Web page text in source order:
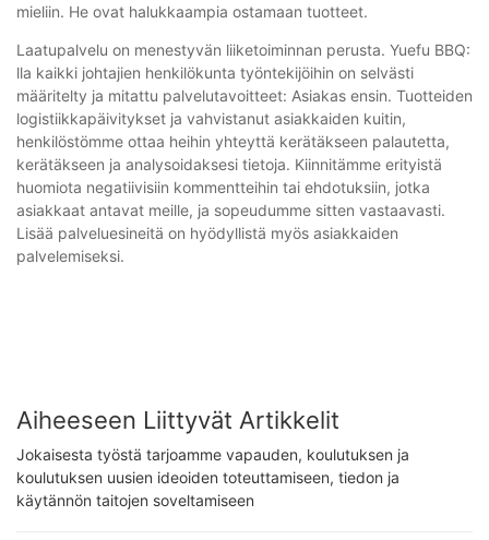
mieliin. He ovat halukkaampia ostamaan tuotteet.
Laatupalvelu on menestyvän liiketoiminnan perusta. Yuefu BBQ:
lla kaikki johtajien henkilökunta työntekijöihin on selvästi
määritelty ja mitattu palvelutavoitteet: Asiakas ensin. Tuotteiden
logistiikkapäivitykset ja vahvistanut asiakkaiden kuitin,
henkilöstömme ottaa heihin yhteyttä kerätäkseen palautetta,
kerätäkseen ja analysoidaksesi tietoja. Kiinnitämme erityistä
huomiota negatiivisiin kommentteihin tai ehdotuksiin, jotka
asiakkaat antavat meille, ja sopeudumme sitten vastaavasti.
Lisää palveluesineitä on hyödyllistä myös asiakkaiden
palvelemiseksi.
Aiheeseen Liittyvät Artikkelit
Jokaisesta työstä tarjoamme vapauden, koulutuksen ja
koulutuksen uusien ideoiden toteuttamiseen, tiedon ja
käytännön taitojen soveltamiseen